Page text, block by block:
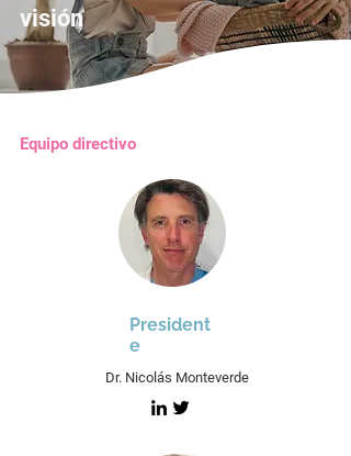
visión
Equipo directivo
President
e
Dr. Nicolás Monteverde